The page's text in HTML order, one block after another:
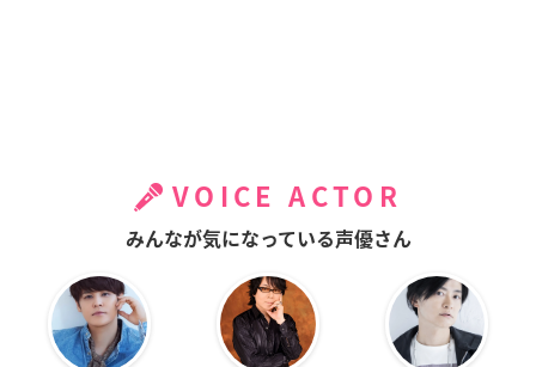
VOICE ACTOR
みんなが気になっている声優さん